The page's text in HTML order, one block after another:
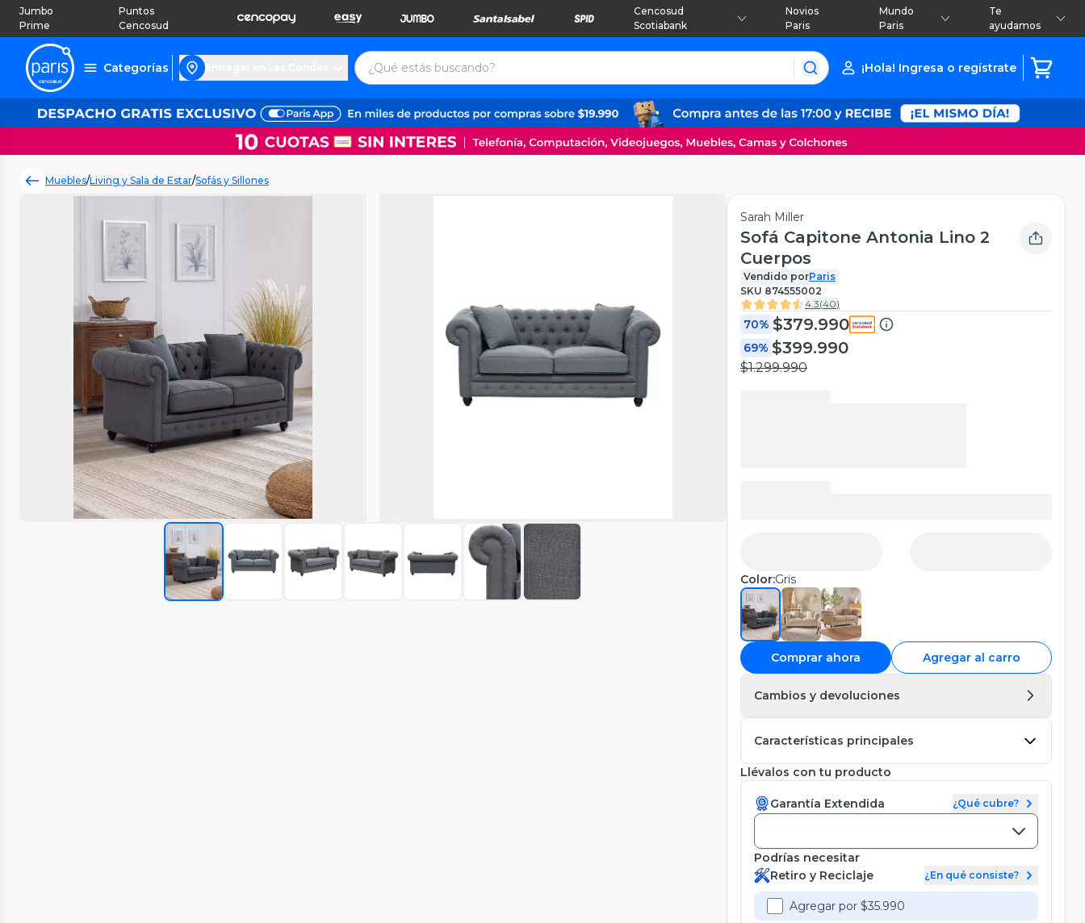
Jumbo
Prime
Puntos
Cencosud
Cencosud
Scotiabank
Novios
Paris
Mundo
Paris
Te
ayudamos
Categorías ¡Hola! Ingresa o regístrate
Muebles/Living y Sala de Estar/Sofás y Sillones
Sarah Miller
Sofá Capitone Antonia Lino 2
Cuerpos
Vendido porParis
SKU 874555002
4.3(40)
70% $379.990
69% $399.990
$1.299.990
Color:Gris
Comprar ahora Agregar al carro
Cambios y devoluciones
Características principales
Llévalos con tu producto
Garantía Extendida ¿Qué cubre?
Podrías necesitar
Retiro y Reciclaje
¿En qué consiste?
Agregar por $35.990